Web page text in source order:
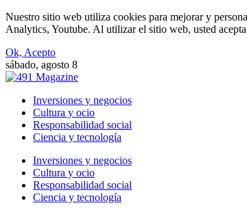
Nuestro sitio web utiliza cookies para mejorar y
Analytics, Youtube. Al utilizar el sitio web, usted
Ok, Acepto
sábado, agosto 8
Inversiones y negocios
Cultura y ocio
Responsabilidad social
Ciencia y tecnología
Inversiones y negocios
Cultura y ocio
Responsabilidad social
Ciencia y tecnología